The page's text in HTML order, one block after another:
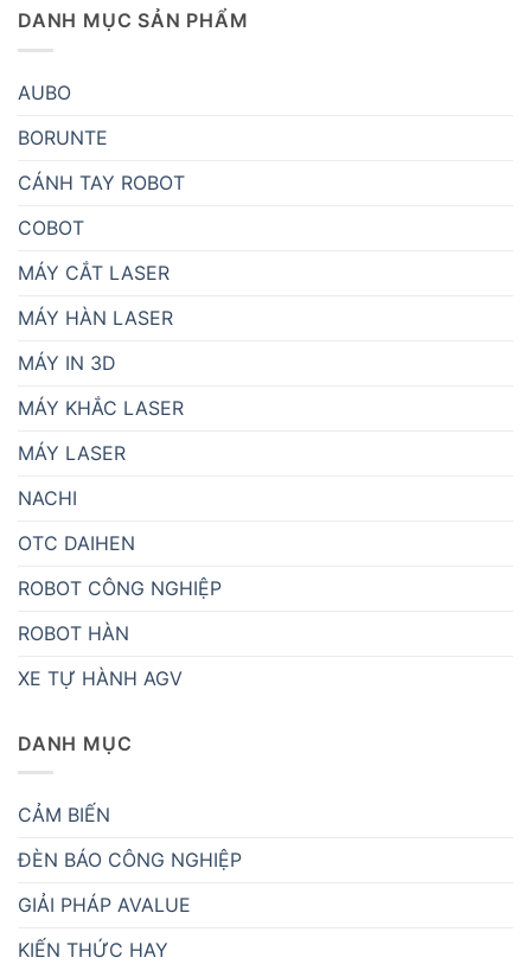
DANH MỤC SẢN PHẨM
AUBO
BORUNTE
CÁNH TAY ROBOT
COBOT
MÁY CẮT LASER
MÁY HÀN LASER
MÁY IN 3D
MÁY KHẮC LASER
MÁY LASER
NACHI
OTC DAIHEN
ROBOT CÔNG NGHIỆP
ROBOT HÀN
XE TỰ HÀNH AGV
DANH MỤC
CẢM BIẾN
ĐÈN BÁO CÔNG NGHIỆP
GIẢI PHÁP AVALUE
KIẾN THỨC HAY